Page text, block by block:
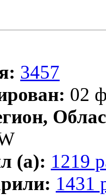
3457
02
(а): 1219
1431